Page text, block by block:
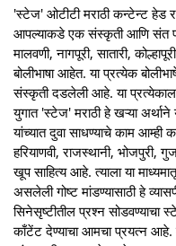
'स्टेज' ओटीटी मराठी कन्टेन्ट हेड
आपल्याकडे एक संस्कृती आणि संत
मालवणी, नागपूरी, सातारी,
बोलीभाषा आहेत. या प्रत्येक
संस्कृती दडलेली आहे. या
युगात 'स्टेज' मराठी हे खऱ्या
यांच्यात दुवा साधण्याचे काम आम्ही
हरियाणवी, राजस्थानी, भोजपुरी,
खूप साहित्य आहे. त्याला या
असलेली गोष्ट मांडण्यासाठी हे
सिनेसृष्टीतील प्रश्न सोडवण्याचा
काँटेंट देण्याचा आमचा प्रयत्न आहे.